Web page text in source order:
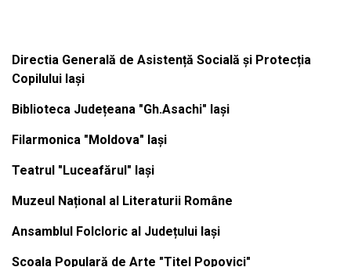
Directia Generală de Asistență Socială și Protecția
Copilului Iași
Biblioteca Județeana "Gh.Asachi" Iași
Filarmonica "Moldova" Iași
Teatrul "Luceafărul" Iași
Muzeul Național al Literaturii Române
Ansamblul Folcloric al Județului Iași
Scoala Populară de Arte "Titel Popovici"